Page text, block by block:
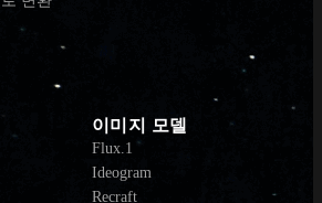
이미지 모델
Flux.1
Ideogram
Recraft